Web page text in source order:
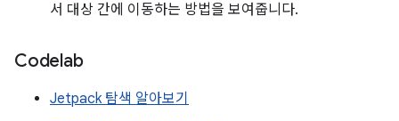
서 대상 간에 이동하는 방법을 보여줍니다.
Codelab
Jetpack 탐색 알아보기